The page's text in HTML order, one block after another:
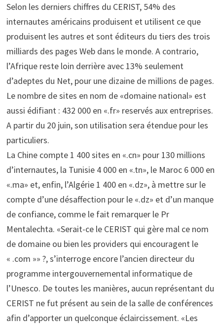
Selon les derniers chiffres du CERIST, 54% des
internautes américains produisent et utilisent ce que
produisent les autres et sont éditeurs du tiers des trois
milliards des pages Web dans le monde. A contrario,
l’Afrique reste loin derrière avec 13% seulement
d’adeptes du Net, pour une dizaine de millions de pages.
Le nombre de sites en nom de «domaine national» est
aussi édifiant : 432 000 en «.fr» reservés aux entreprises.
A partir du 20 juin, son utilisation sera étendue pour les
particuliers.
La Chine compte 1 400 sites en «.cn» pour 130 millions
d’internautes, la Tunisie 4 000 en «.tn», le Maroc 6 000 en
«.ma» et, enfin, l’Algérie 1 400 en «.dz», à mettre sur le
compte d’une désaffection pour le «.dz» et d’un manque
de confiance, comme le fait remarquer le Pr
Mentalechta. «Serait-ce le CERIST qui gère mal ce nom
de domaine ou bien les providers qui encouragent le
« .com »» ?, s’interroge encore l’ancien directeur du
programme intergouvernemental informatique de
l’Unesco. De toutes les manières, aucun représentant du
CERIST ne fut présent au sein de la salle de conférences
afin d’apporter un quelconque éclaircissement. «Les